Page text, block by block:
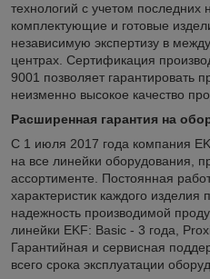
технологий с учетом последних
комплектующие и готовые
независимую экспертизу в
центрах. Сертификация
9001 позволяет гарантировать
неизменно высокое качество
Расширенная гарантия на
С 1 июля 2017 года компания
на все линейки оборудования,
ассортименте. Постоянная
характеристик каждого изделия
надежность производимой
линейки EKF: Basic - 3 года,
Гарантийная и сервисная
всего срока эксплуатации